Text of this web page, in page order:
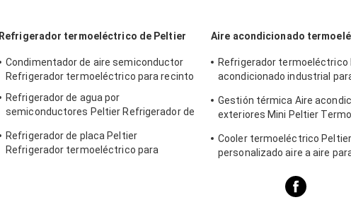
Refrigerador termoeléctrico de Peltier
Condimentador de aire semiconductor
Refrigerador termoeléctrico para recinto
Refrigerador de agua por
semiconductores Peltier Refrigerador de
Refrigerador de placa Peltier
Refrigerador termoeléctrico para
Aire acondicionado
Refrigerador termoeléctrico
acondicionado industrial
Gestión térmica Aire
exteriores Mini Peltier
Cooler termoeléctrico Peltier
personalizado aire a aire